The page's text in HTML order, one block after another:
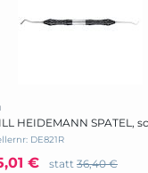
HEIDEMANN SPATEL,
DE821R
€ statt 36,40 €